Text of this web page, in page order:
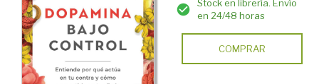
Stock en librería. Envío
en 24/48 horas
COMPRAR